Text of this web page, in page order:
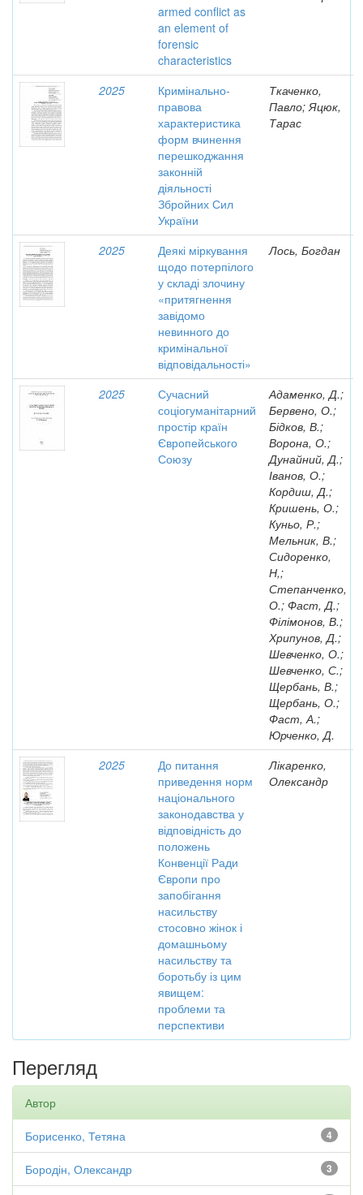
armed conflict as
an element of
forensic
characteristics
2025
Кримінально-
правова
характеристика
форм вчинення
перешкоджання
законній
діяльності
Збройних Сил
України
Ткаченко,
Павло; Яцюк,
Тарас
2025
Деякі міркування
щодо потерпілого
у складі злочину
«притягнення
завідомо
невинного до
кримінальної
відповідальності»
Лось, Богдан
2025
Сучасний
соціогуманітарний
простір країн
Європейського
Союзу
Адаменко, Д.;
Бервено, О.;
Бідков, В.;
Ворона, О.;
Дунайний, Д.;
Іванов, О.;
Кордиш, Д.;
Кришень, О.;
Куньо, Р.;
Мельник, В.;
Сидоренко,
Н,;
Степанченко,
О.; Фаст, Д.;
Філімонов, В.;
Хрипунов, Д.;
Шевченко, О.;
Шевченко, С.;
Щербань, В.;
Щербань, О.;
Фаст, А.;
Юрченко, Д.
2025
До питання
приведення норм
національного
законодавства у
відповідність до
положень
Конвенції Ради
Європи про
запобігання
насильству
стосовно жінок і
домашньому
насильству та
боротьбу із цим
явищем:
проблеми та
перспективи
Лікаренко,
Олександр
Перегляд
Автор
4
Борисенко, Тетяна
3
Бородін, Олександр